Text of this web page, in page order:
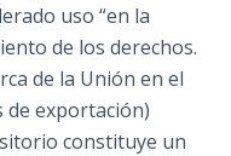
uso “en la
de los derechos.
de la Unión en el
de exportación)
constituye un